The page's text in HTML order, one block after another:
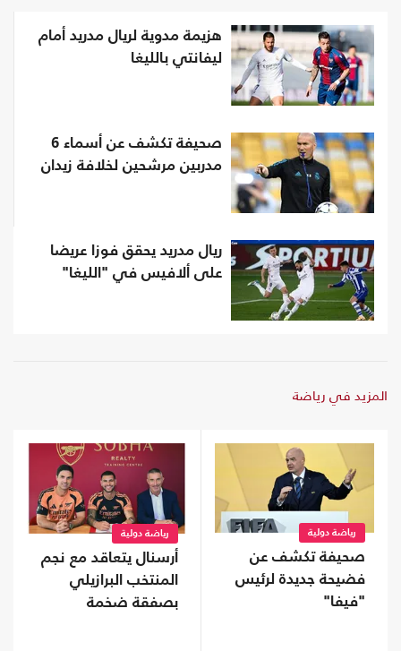
هزيمة مدوية لريال مدريد أمام
ليفانتي بالليغا
صحيفة تكشف عن أسماء 6
مدربين مرشحين لخلافة زيدان
ريال مدريد يحقق فوزا عريضا
على ألافيس في "الليغا"
المزيد في رياضة
رياضة دولية
صحيفة تكشف عن
فضيحة جديدة لرئيس
"فيفا"
رياضة دولية
أرسنال يتعاقد مع نجم
المنتخب البرازيلي
بصفقة ضخمة